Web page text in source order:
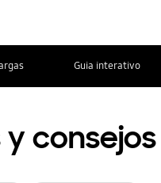
Guia interativo
y consejos